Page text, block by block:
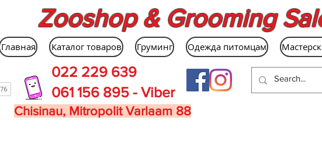
Zooshop & Grooming
Главная Каталог товаров Груминг Одежда питомцам
022 229 639
061 156 895 - Viber
Chisinau, Mitropolit Varlaam 88